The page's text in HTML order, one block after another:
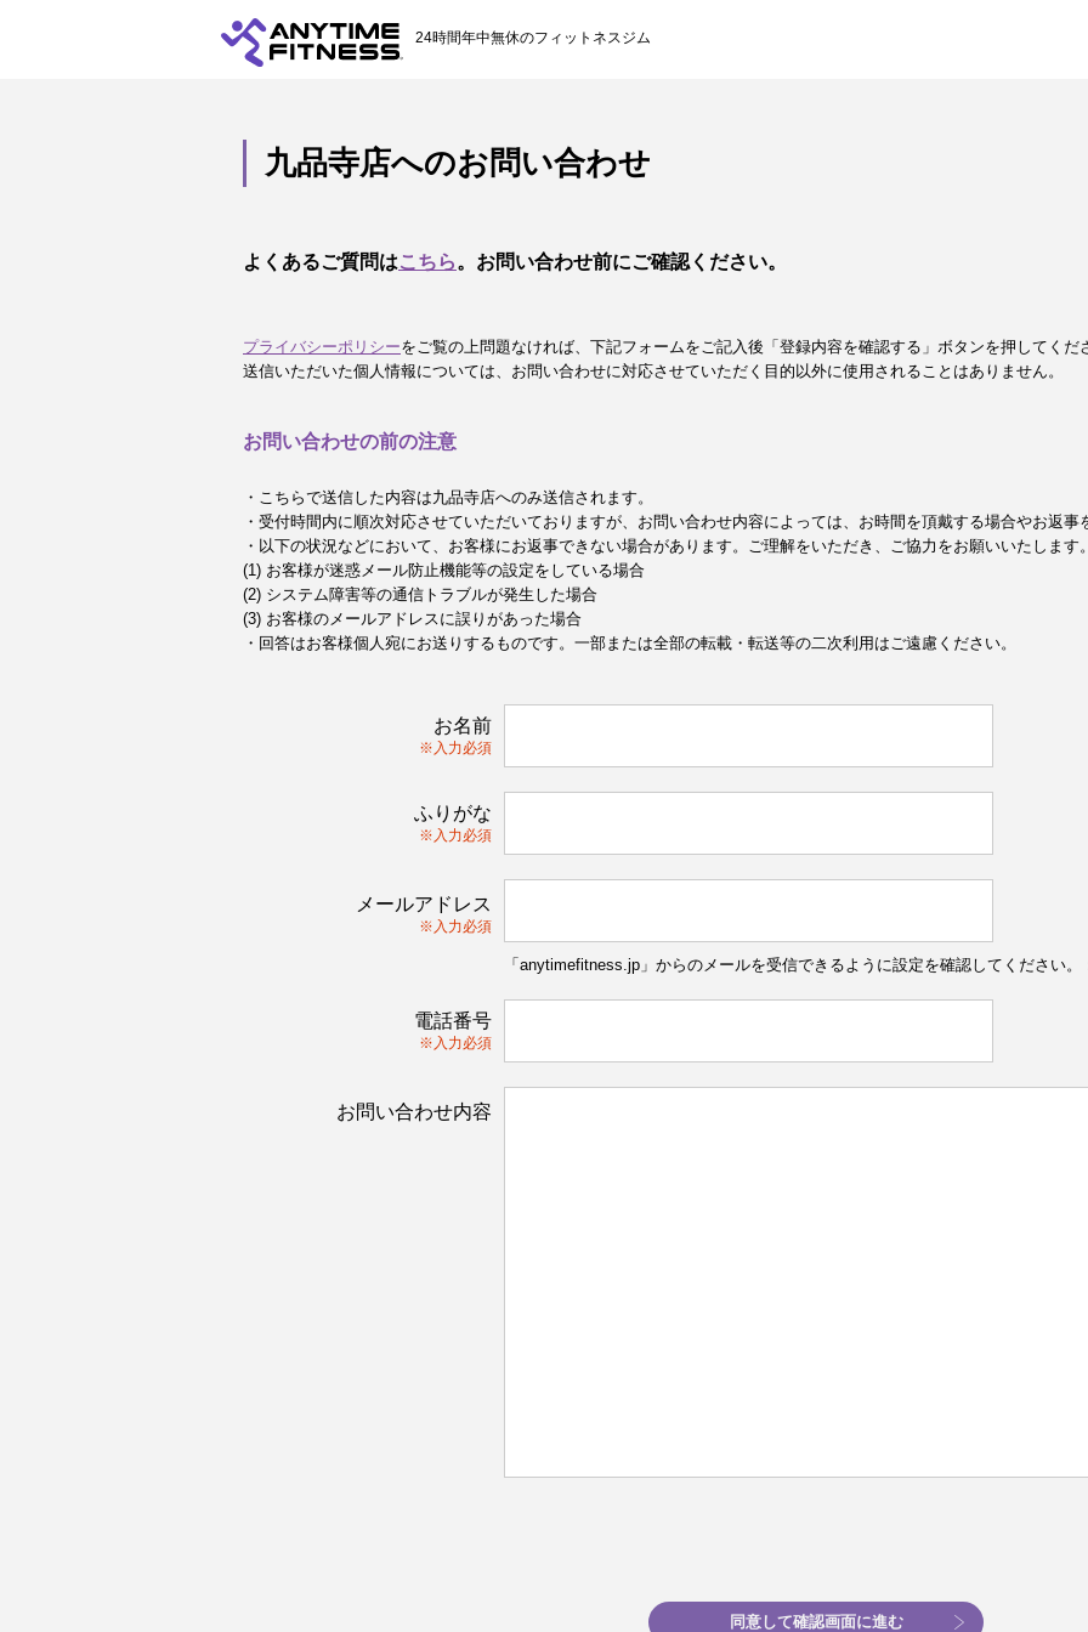
24時間年中無休のフィットネスジム
九品寺店へのお問い合わせ
よくあるご質問はこちら。お問い合わせ前にご確認ください。
プライバシーポリシーをご覧の上問題なければ、下記フォームをご記入後「登録内容を確認する」ボタンを押してくだ
送信いただいた個人情報については、お問い合わせに対応させていただく目的以外に使用されることはありません。
お問い合わせの前の注意
・こちらで送信した内容は九品寺店へのみ送信されます。
・受付時間内に順次対応させていただいておりますが、お問い合わせ内容によっては、お時間を頂戴する場合やお返事
・以下の状況などにおいて、お客様にお返事できない場合があります。ご理解をいただき、ご協力をお願いいたします。
(1) お客様が迷惑メール防止機能等の設定をしている場合
(2) システム障害等の通信トラブルが発生した場合
(3) お客様のメールアドレスに誤りがあった場合
・回答はお客様個人宛にお送りするものです。一部または全部の転載・転送等の二次利用はご遠慮ください。
お名前
※入力必須
ふりがな
※入力必須
メールアドレス
※入力必須
「anytimefitness.jp」からのメールを受信できるように設定を確認してください。
電話番号
※入力必須
お問い合わせ内容